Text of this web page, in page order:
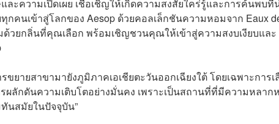
ความเปิดเผย เชื้อเชิญให้เกิดความสงสัยใคร่รู้และการค้นพบที่
คนเข้าสู่โลกของ Aesop ด้วยคอลเล็กชันความหอมจาก Eaux
วยกลิ่นที่คุณเลือก พร้อมเชิญชวนคุณให้เข้าสู่ความสงบเงียบและ
ขยายสาขามายังภูมิภาคเอเชียตะวันออกเฉียงใต้ โดยเฉพาะการเ
ลักดันความเติบโตอย่างมั่นคง เพราะเป็นสถานที่ที่มีความหลาก
นสมัยในปัจจุบัน”